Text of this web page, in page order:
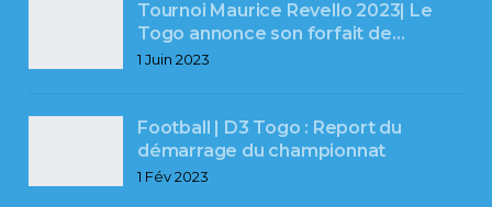
Tournoi Maurice Revello 2023| Le
Togo annonce son forfait de…
1 Juin 2023
Football | D3 Togo : Report du
démarrage du championnat
1 Fév 2023